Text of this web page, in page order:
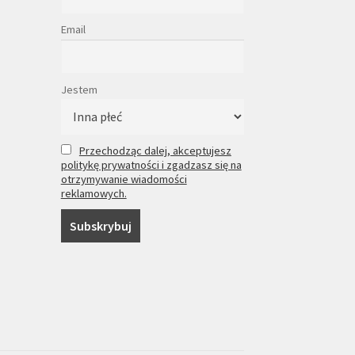
Email
Jestem
Przechodząc dalej, akceptujesz
politykę prywatności i zgadzasz się na
otrzymywanie wiadomości
reklamowych.